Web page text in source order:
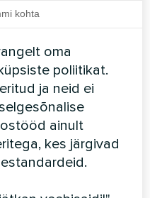
on varustatud
omavad kõrgeimat
minimaalsed
kohta
oma
poliitikat.
ja neid ei
ainult
kes järgivad